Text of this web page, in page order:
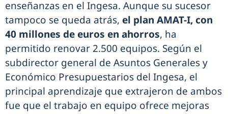
enseñanzas en el Ingesa. Aunque su sucesor
tampoco se queda atrás, el plan AMAT-I, con
40 millones de euros en ahorros, ha
permitido renovar 2.500 equipos. Según el
subdirector general de Asuntos Generales y
Económico Presupuestarios del Ingesa, el
principal aprendizaje que extrajeron de ambos
fue que el trabajo en equipo ofrece mejoras